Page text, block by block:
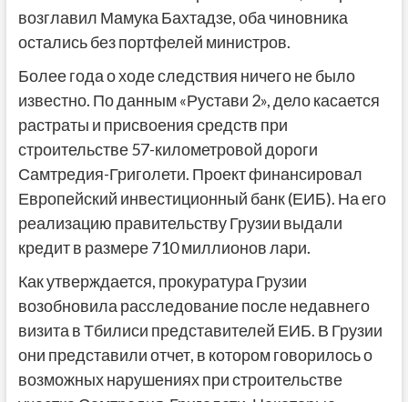
возглавил Мамука Бахтадзе, оба чиновника
остались без портфелей министров.
Более года о ходе следствия ничего не было
известно. По данным «Рустави 2», дело касается
растраты и присвоения средств при
строительстве 57-километровой дороги
Самтредия-Григолети. Проект финансировал
Европейский инвестиционный банк (ЕИБ). На его
реализацию правительству Грузии выдали
кредит в размере 710 миллионов лари.
Как утверждается, прокуратура Грузии
возобновила расследование после недавнего
визита в Тбилиси представителей ЕИБ. В Грузии
они представили отчет, в котором говорилось о
возможных нарушениях при строительстве